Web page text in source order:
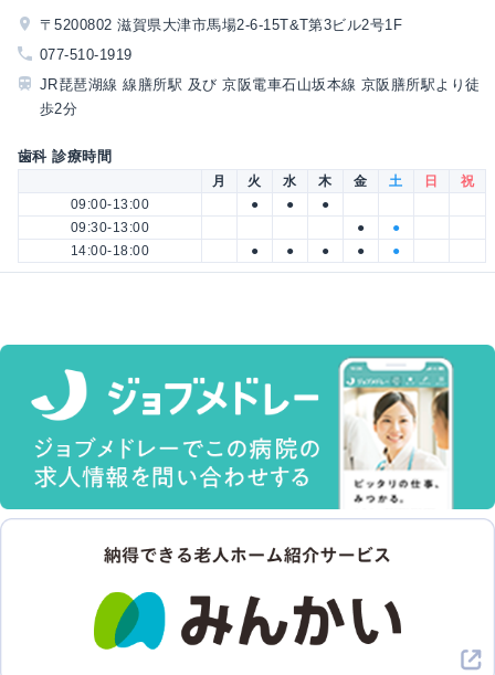
〒5200802 滋賀県大津市馬場2-6-15T&T第3ビル2号1F
077-510-1919
JR琵琶湖線 線膳所駅 及び 京阪電車石山坂本線 京阪膳所駅より徒
歩2分
歯科 診療時間
月 火 水 木 金 土 日
祝
09:00-13:00
● ●
●
09:30-13:00
●
●
14:00-18:00
● ● ● ● ●